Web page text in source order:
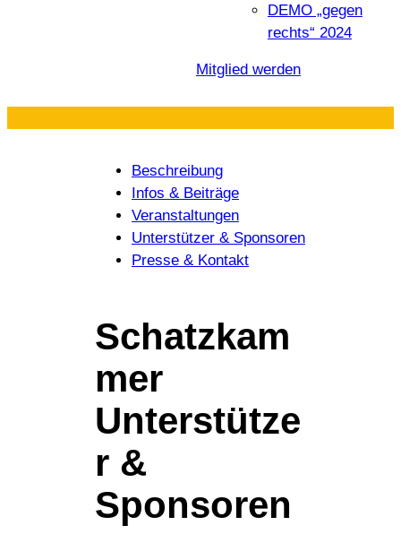
DEMO „gegen
rechts“ 2024
Mitglied werden
Beschreibung
Infos & Beiträge
Veranstaltungen
Unterstützer & Sponsoren
Presse & Kontakt
Schatzkam
mer
Unterstütze
r &
Sponsoren